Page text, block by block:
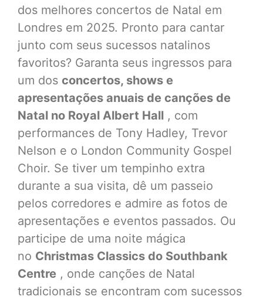
dos melhores concertos de Natal em
Londres em 2025. Pronto para cantar
junto com seus sucessos natalinos
favoritos? Garanta seus ingressos para
um dos concertos, shows e
apresentações anuais de canções de
Natal no Royal Albert Hall , com
performances de Tony Hadley, Trevor
Nelson e o London Community Gospel
Choir. Se tiver um tempinho extra
durante a sua visita, dê um passeio
pelos corredores e admire as fotos de
apresentações e eventos passados. Ou
participe de uma noite mágica
no Christmas Classics do Southbank
Centre , onde canções de Natal
tradicionais se encontram com sucessos